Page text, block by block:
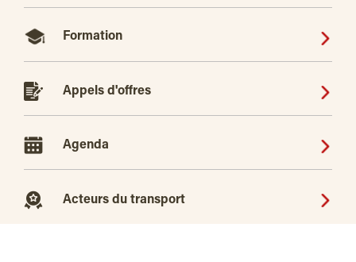
Formation
Appels d'offres
Agenda
Acteurs du transport